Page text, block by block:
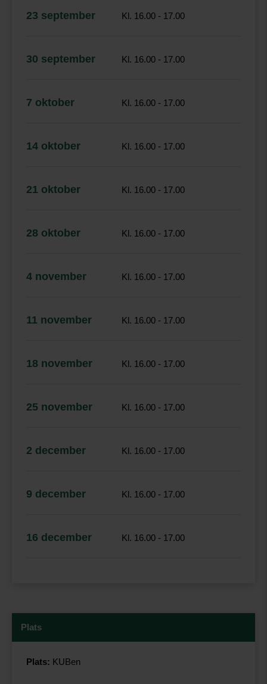
23 september Kl. 16.00 - 17.00
30 september Kl. 16.00 - 17.00
7 oktober Kl. 16.00 - 17.00
14 oktober Kl. 16.00 - 17.00
21 oktober Kl. 16.00 - 17.00
28 oktober Kl. 16.00 - 17.00
4 november Kl. 16.00 - 17.00
11 november Kl. 16.00 - 17.00
18 november Kl. 16.00 - 17.00
25 november Kl. 16.00 - 17.00
2 december Kl. 16.00 - 17.00
9 december Kl. 16.00 - 17.00
16 december Kl. 16.00 - 17.00
Plats
Plats: KUBen